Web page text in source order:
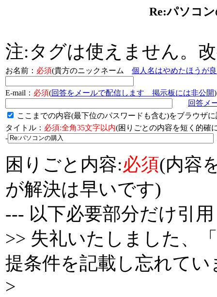
Re:パソコ
注:タグは使えません。
お名前： 必須(貴方のニックネーム 個人名はやめたほうが
E-mail： 必須(回答をメールで配信します 掲示板には非公開)
回答メ
ここまでの内容(最下位のパスワードも含む)をブラウザ
タイトル： 必須:全角35文字以内(困りごとの内容を短く的
-
困りごと内容:必須(内容
が解決は早いです)
--- 以下必要部分だけ引
>> 失礼いたしました、
提条件を記載し忘れてい
>